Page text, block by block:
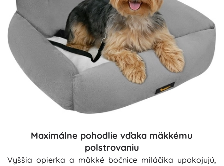
Maximálne pohodlie vďaka mäkkému
polstrovaniu
Vyššia opierka a mäkké bočnice miláčika upokojujú,